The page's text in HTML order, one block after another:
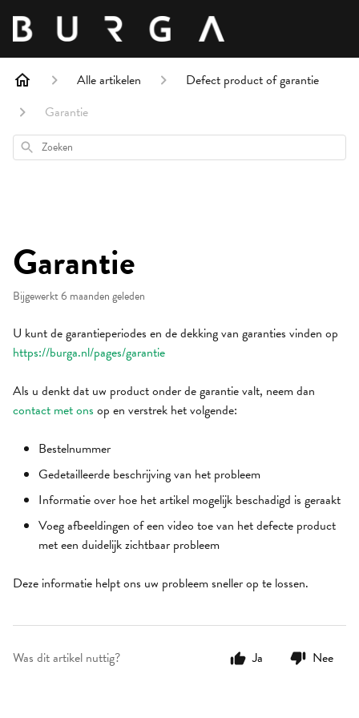
Alle artikelen
Defect product of garantie
Garantie
Zoeken
Garantie
Bijgewerkt6 maanden geleden
U kunt de garantieperiodes en de dekking van garanties vinden op
https://burga.nl/pages/garantie
Als u denkt dat uw product onder de garantie valt, neem dan
contact met ons op en verstrek het volgende:
Bestelnummer
Gedetailleerde beschrijving van het probleem
Informatie over hoe het artikel mogelijk beschadigd is geraakt
Voeg afbeeldingen of een video toe van het defecte product
met een duidelijk zichtbaar probleem
Deze informatie helpt ons uw probleem sneller op te lossen.
Was dit artikel nuttig? Ja Nee